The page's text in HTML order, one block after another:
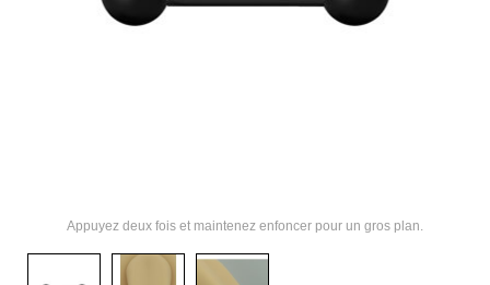
Appuyez deux fois et maintenez enfoncer pour un gros plan.